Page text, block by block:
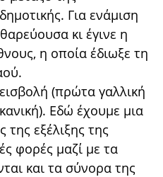
Για ενάμιση
κι έγινε η
η οποία έδιωξε τη
(πρώτα γαλλική
Εδώ έχουμε μια
της εξέλιξης της
φορές μαζί με τα
και τα σύνορα της